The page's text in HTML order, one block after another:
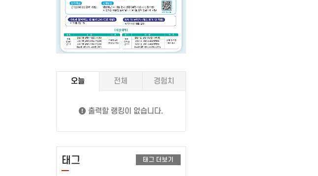
오늘 전체 경험치
출력할 랭킹이 없습니다.
태그 태그 더보기